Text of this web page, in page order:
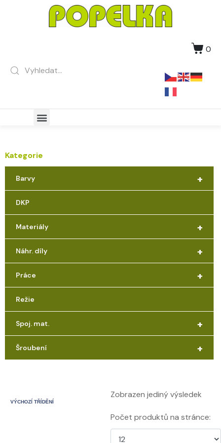
0
Kategorie
+
Barvy
DKP
+
Materiály
+
Náhr. díly
+
Práce
Režie
+
Spoj. mat.
+
Šroubení
Zobrazen jediný výsledek
Počet produktů na stránce: